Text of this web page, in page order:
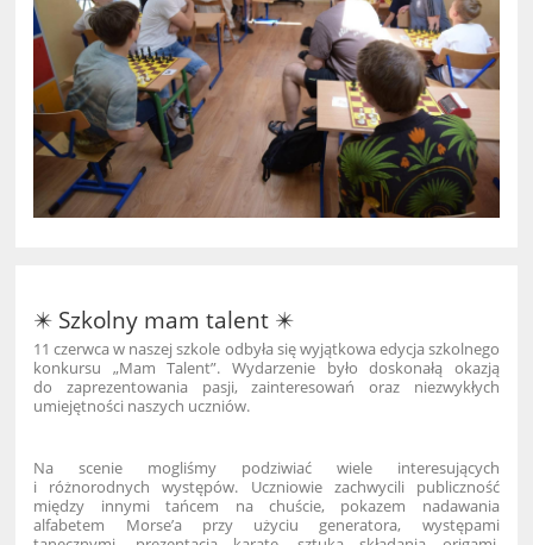
✴️ Szkolny mam talent ✴️
11 czerwca w naszej szkole odbyła się wyjątkowa edycja szkolnego
konkursu „Mam Talent”. Wydarzenie było doskonałą okazją
do zaprezentowania pasji, zainteresowań oraz niezwykłych
umiejętności naszych uczniów.
Na scenie mogliśmy podziwiać wiele interesujących
i różnorodnych występów. Uczniowie zachwycili publiczność
między innymi tańcem na chuście, pokazem nadawania
alfabetem Morse’a przy użyciu generatora, występami